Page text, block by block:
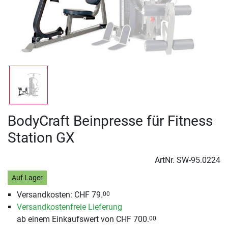
BodyCraft Beinpresse für Fitness
Station GX
ArtNr. SW-95.0224
Auf Lager
Versandkosten: CHF 79.00
Versandkostenfreie Lieferung
ab einem Einkaufswert von CHF 700.00